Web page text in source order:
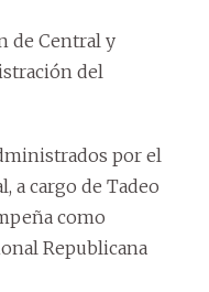
de Central y
del
por el
a cargo de Tadeo
como
Republicana